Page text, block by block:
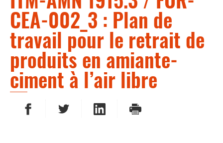
CEA-002_3 : Plan de
travail pour le retrait de
produits en amiante-
ciment à l’air libre
PARTAGER SUR FACEBOOK
PARTAGER SUR TWITTER
PARTAGER SUR LINKEDIN
IMPRIMER